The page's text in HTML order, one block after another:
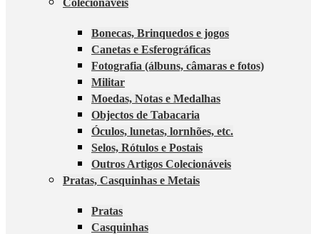
Colecionáveis
Bonecas, Brinquedos e jogos
Canetas e Esferográficas
Fotografia (álbuns, câmaras e fotos)
Militar
Moedas, Notas e Medalhas
Objectos de Tabacaria
Óculos, lunetas, lornhões, etc.
Selos, Rótulos e Postais
Outros Artigos Colecionáveis
Pratas, Casquinhas e Metais
Pratas
Casquinhas